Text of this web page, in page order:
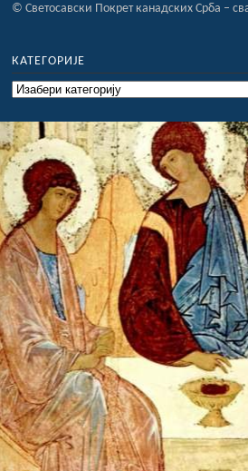
© Светосавски Покрет канадских Срба –
КАТЕГОРИЈЕ
Категорије